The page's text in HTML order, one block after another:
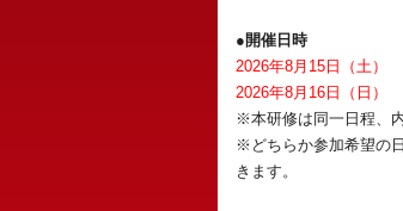
●開催日時
2026年8月15日（土）
2026年8月16日（日）
※本研修は同一日程、
※どちらか参加希望の
きます。